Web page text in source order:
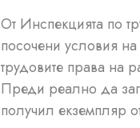
От Инспекцията по
посочени условия
трудовите права на
Преди реално да
получил екземпляр